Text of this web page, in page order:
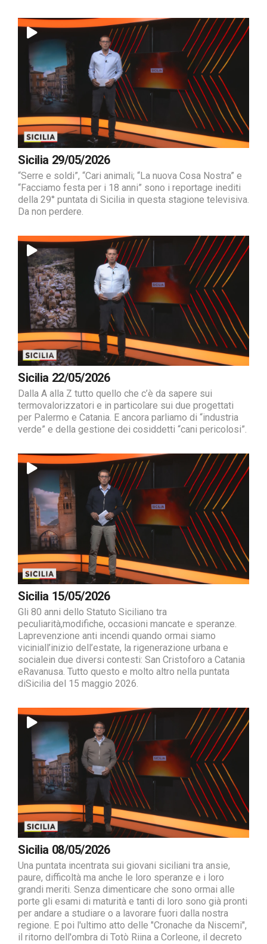
Sicilia 29/05/2026
“Serre e soldi”, “Cari animali; “La nuova Cosa Nostra” e
“Facciamo festa per i 18 anni” sono i reportage inediti
della 29° puntata di Sicilia in questa stagione televisiva.
Da non perdere.
Sicilia 22/05/2026
Dalla A alla Z tutto quello che c’è da sapere sui
termovalorizzatori e in particolare sui due progettati
per Palermo e Catania. E ancora parliamo di “industria
verde” e della gestione dei cosiddetti “cani pericolosi”.
Sicilia 15/05/2026
Gli 80 anni dello Statuto Siciliano tra
peculiarità,modifiche, occasioni mancate e speranze.
Laprevenzione anti incendi quando ormai siamo
viciniall’inizio dell’estate, la rigenerazione urbana e
socialein due diversi contesti: San Cristoforo a Catania
eRavanusa. Tutto questo e molto altro nella puntata
diSicilia del 15 maggio 2026.
Sicilia 08/05/2026
Una puntata incentrata sui giovani siciliani tra ansie,
paure, difficoltà ma anche le loro speranze e i loro
grandi meriti. Senza dimenticare che sono ormai alle
porte gli esami di maturità e tanti di loro sono già pronti
per andare a studiare o a lavorare fuori dalla nostra
regione. E poi l'ultimo atto delle "Cronache da Niscemi",
il ritorno dell'ombra di Totò Riina a Corleone, il decreto